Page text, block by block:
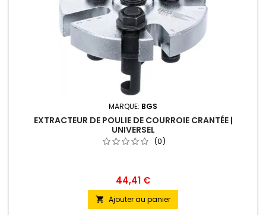
MARQUE: BGS
EXTRACTEUR DE POULIE DE COURROIE CRANTÉE |
UNIVERSEL
(0)
44,41 €
 Ajouter au panier